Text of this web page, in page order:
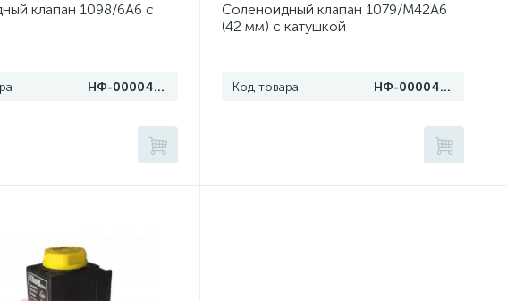
клапан 1098/6A6 с
НФ-00004190
Соленоидный клапан 1079/M42A6
(42 мм) с катушкой
Код товара НФ-00004189